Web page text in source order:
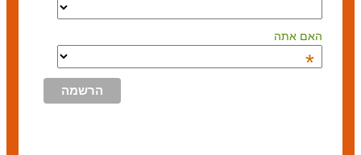
האם אתה
*